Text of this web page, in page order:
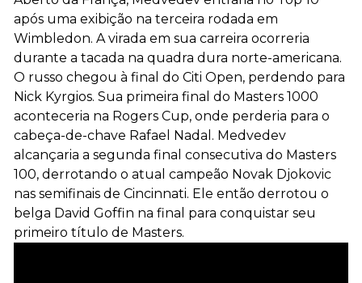
após uma exibição na terceira rodada em
Wimbledon. A virada em sua carreira ocorreria
durante a tacada na quadra dura norte-americana.
O russo chegou à final do Citi Open, perdendo para
Nick Kyrgios. Sua primeira final do Masters 1000
aconteceria na Rogers Cup, onde perderia para o
cabeça-de-chave Rafael Nadal. Medvedev
alcançaria a segunda final consecutiva do Masters
100, derrotando o atual campeão Novak Djokovic
nas semifinais de Cincinnati. Ele então derrotou o
belga David Goffin na final para conquistar seu
primeiro título de Masters.